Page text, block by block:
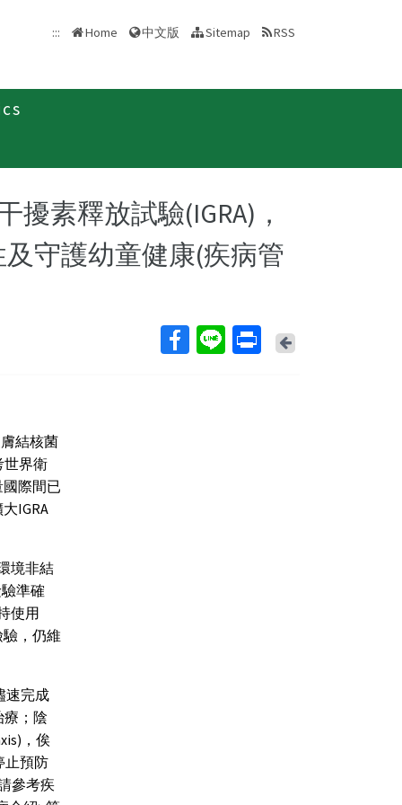
::: Home 中文版 Sitemap RSS
素釋放試驗(IGRA)，
守護幼童健康(疾病管
Back
結核菌
世界衛
際間已
IGRA
境非結
準確
使用
，仍維
速完成
療；陰
，俟
止預防
參考疾